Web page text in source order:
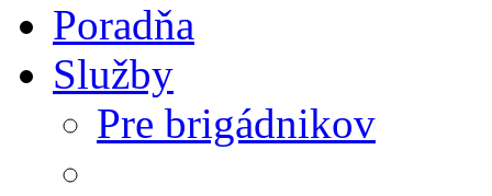
Poradňa
Služby
Pre brigádnikov